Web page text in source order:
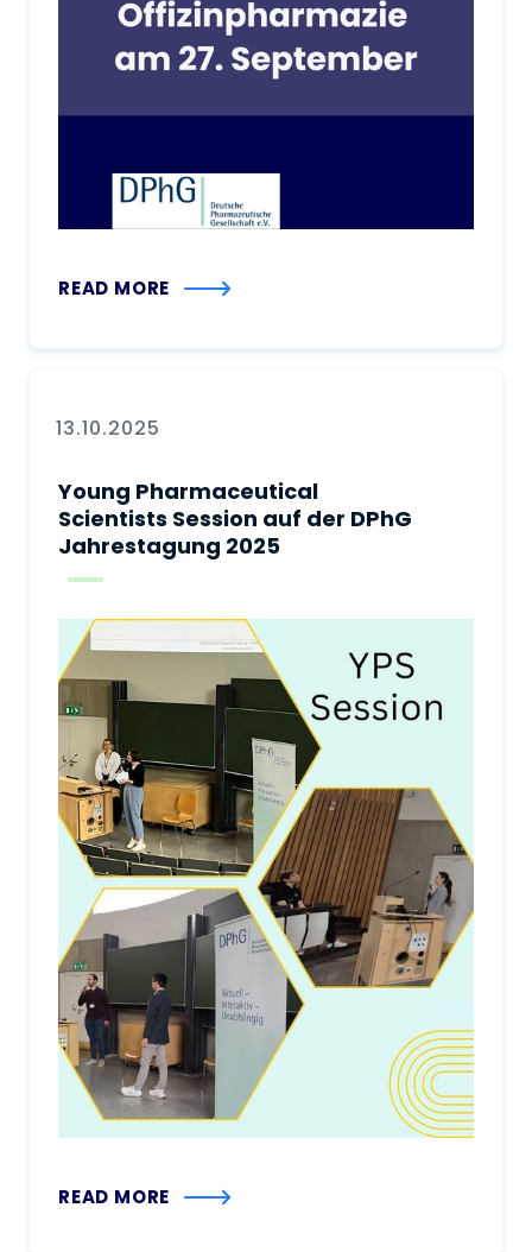
READ MORE
13.10.2025
Young Pharmaceutical
Scientists Session auf der DPhG
Jahrestagung 2025
READ MORE